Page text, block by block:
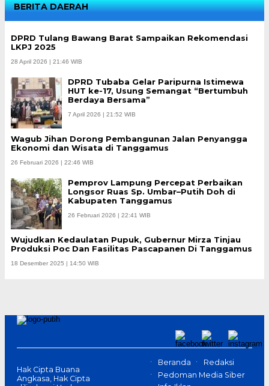
BERITA DAERAH
DPRD Tulang Bawang Barat Sampaikan Rekomendasi
LKPJ 2025
28 April 2026 | 21:46 WIB
DPRD Tubaba Gelar Paripurna Istimewa
HUT ke-17, Usung Semangat “Bertumbuh
Berdaya Bersama”
7 April 2026 | 21:52 WIB
Wagub Jihan Dorong Pembangunan Jalan Penyangga
Ekonomi dan Wisata di Tanggamus
26 Februari 2026 | 22:46 WIB
Pemprov Lampung Percepat Perbaikan
Longsor Ruas Sp. Umbar–Putih Doh di
Kabupaten Tanggamus
26 Februari 2026 | 22:41 WIB
Wujudkan Kedaulatan Pupuk, Gubernur Mirza Tinjau
Produksi Poc Dan Fasilitas Pascapanen Di Tanggamus
18 Desember 2025 | 14:50 WIB
Hak Cipta Buana
Angkasa, Hak Cipta
Beranda
Redaksi
Pedoman Media Siber